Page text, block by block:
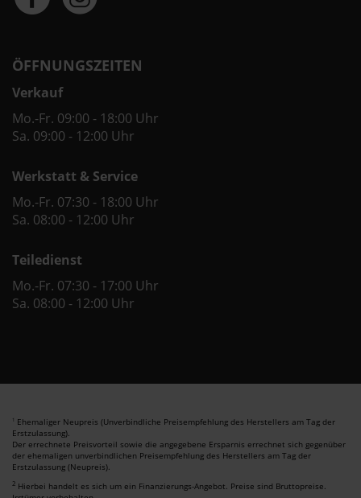
ÖFFNUNGSZEITEN
Verkauf
Mo.-Fr. 09:00 - 18:00 Uhr
Sa. 09:00 - 12:00 Uhr
Werkstatt & Service
Mo.-Fr. 07:30 - 18:00 Uhr
Sa. 08:00 - 12:00 Uhr
Teiledienst
Mo.-Fr. 07:30 - 17:00 Uhr
Sa. 08:00 - 12:00 Uhr
1 Ehemaliger Neupreis (Unverbindliche Preisempfehlung des Herstellers am Tag der
Erstzulassung).
Der errechnete Preisvorteil sowie die angegebene Ersparnis errechnet sich gegenüber
der ehemaligen unverbindlichen Preisempfehlung des Herstellers am Tag der
Erstzulassung (Neupreis).
2 Hierbei handelt es sich um ein Finanzierungs-Angebot. Preise sind Bruttopreise.